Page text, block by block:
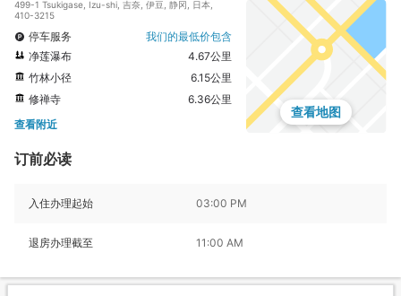
499-1 Tsukigase, Izu-shi, 吉奈, 伊豆, 静冈, 日本,
410-3215
停车服务
我们的最低价包含
净莲瀑布
4.67公里
竹林小径
6.15公里
修禅寺
6.36公里
查看附近
查看地图
订前必读
入住办理起始 03:00 PM
退房办理截至 11:00 AM